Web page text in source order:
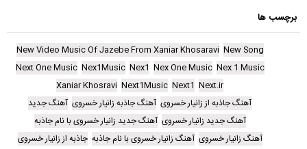
برچسب ها
New Song
New Video Music Of Jazebe From Xaniar Khosaravi
Nex 1 Music
Nex One Music
Nex1
Nex1Music
Next One Music
Next.ir
Next1
Next1Music
Xaniar Khosravi
آهنگ جاذبه از زانیار خسروی آهنگ جاذبه زانیار خسروی آهنگ جدید
آهنگ جدید زانیار خسروی آهنگ جدید زانیار خسروی با نام جاذبه
آهنگ زانیار خسروی آهنگ زانیار خسروی با نام جاذبه جاذبه از زانیار خسروی